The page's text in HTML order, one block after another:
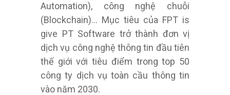
Automation), công nghệ chuỗi
(Blockchain)… Mục tiêu của FPT is
give PT Software trở thành đơn vị
dịch vụ công nghệ thông tin đầu tiên
thế giới với tiêu điểm trong top 50
công ty dịch vụ toàn cầu thông tin
vào năm 2030.